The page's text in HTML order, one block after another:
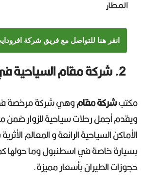
المطار
انقر هنا للتواصل مع فريق شركة
2. شركة مقام السياحية في اسطنبول
مكتبشركة مقاموهي شركة مرخصة
ويقدم أجمل رحلات سياحية للزوار
الأماكن السياحية الرائعة و المعالم
بسيارة خاصة في اسطنبول وما حولها
حجوزات الطيران بأسعار مميزة.